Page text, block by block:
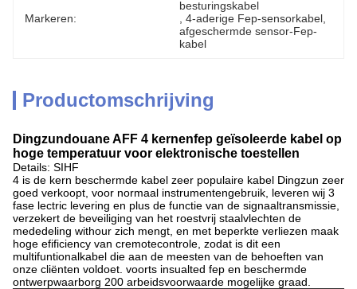
Markeren:
besturingskabel
4-aderige Fep-sensorkabel
afgeschermde sensor-Fep-
kabel
Productomschrijving
Dingzundouane AFF 4 kernenfep geïsoleerde kabel op
hoge temperatuur voor elektronische toestellen
Details: SIHF
4 is de kern beschermde kabel zeer populaire kabel Dingzun zeer
goed verkoopt, voor normaal instrumentengebruik, leveren wij 3
fase lectric levering en plus de functie van de signaaltransmissie,
verzekert de beveiliging van het roestvrij staalvlechten de
mededeling withour zich mengt, en met beperkte verliezen maak
hoge efificiency van cremotecontrole, zodat is dit een
multifuntionalkabel die aan de meesten van de behoeften van
onze cliënten voldoet. voorts insualted fep en beschermde
ontwerpwaarborg 200 arbeidsvoorwaarde mogelijke graad.